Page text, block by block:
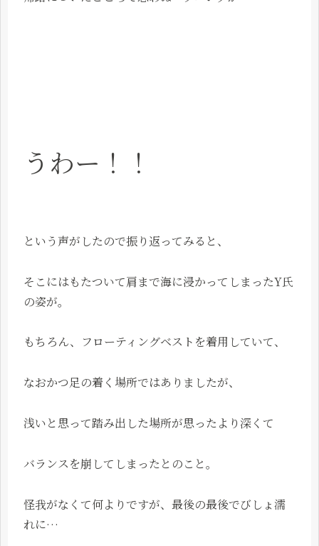
うわー！！
という声がしたので振り返ってみると、
そこにはもたついて肩まで海に浸かってしまったY氏
の姿が。
もちろん、フローティングベストを着用していて、
なおかつ足の着く場所ではありましたが、
浅いと思って踏み出した場所が思ったより深くて
バランスを崩してしまったとのこと。
怪我がなくて何よりですが、最後の最後でびしょ濡
れに…